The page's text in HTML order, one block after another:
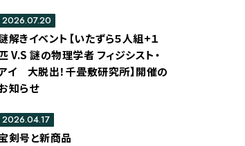
解きイベント【いたずら５人組+１
V.S 謎の物理学者 フィジシスト・
イ 大脱出！千畳敷研究所】開催の
知らせ
2026.07.20
剣号と新商品
2026.04.17